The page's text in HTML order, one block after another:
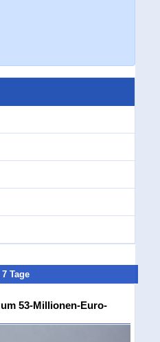
Tage
53-Millionen-Euro-